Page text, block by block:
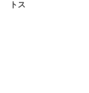
トス